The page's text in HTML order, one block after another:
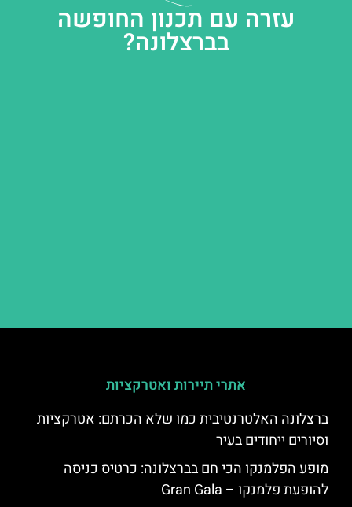
עזרה עם תכנון החופשה
בברצלונה?
אתרי תיירות ואטרקציות
ברצלונה האלטרנטיבית כמו שלא הכרתם: אטרקציות
וסיורים ייחודים בעיר
מופע הפלמנקו הכי חם בברצלונה: כרטיס כניסה
להופעת פלמנקו – Gran Gala